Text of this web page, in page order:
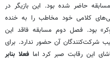
حاضر شده بود. این بازیگر در
کلامی خود مخاطب را به خنده
بود. فصل دوم مسابقه فاقد این
امتیاز است و هیچ چهره سینمایی در ترکیب شرکت‌‎کنندگان آن حضور ندارد. برای
این رقابت صبر کرد امافعلا بنابر